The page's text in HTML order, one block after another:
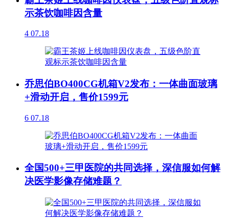
示茶饮咖啡因含量
4 07.18
乔思伯BO400CG机箱V2发布：一体曲面玻璃
+滑动开启，售价1599元
6 07.18
全国500+三甲医院的共同选择，深信服如何解
决医学影像存储难题？